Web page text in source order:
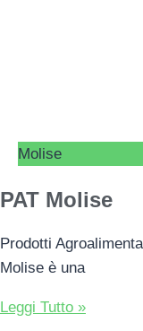
Molise
PAT Molise
Prodotti
Molise è una
Leggi Tutto »